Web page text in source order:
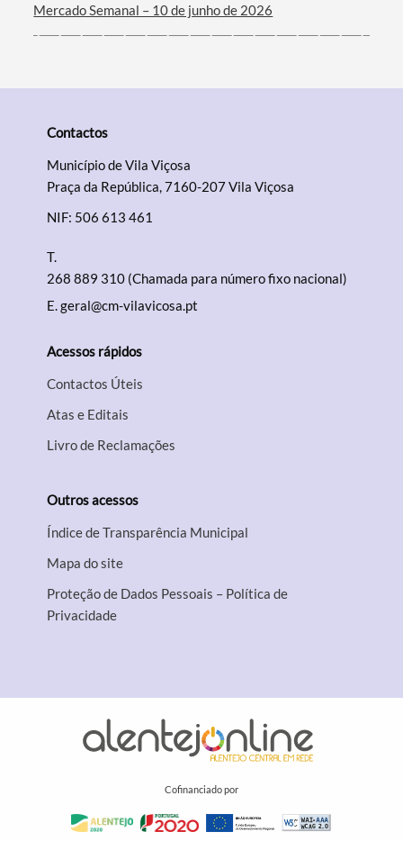
Mercado Semanal – 10 de junho de 2026
Contactos
Município de Vila Viçosa
Praça da República, 7160-207 Vila Viçosa
NIF: 506 613 461
T.
268 889 310 (Chamada para número fixo nacional)
E.geral@cm-vilavicosa.pt
Acessos rápidos
Contactos Úteis
Atas e Editais
Livro de Reclamações
Outros acessos
Índice de Transparência Municipal
Mapa do site
Proteção de Dados Pessoais – Política de
Privacidade
Cofinanciado por